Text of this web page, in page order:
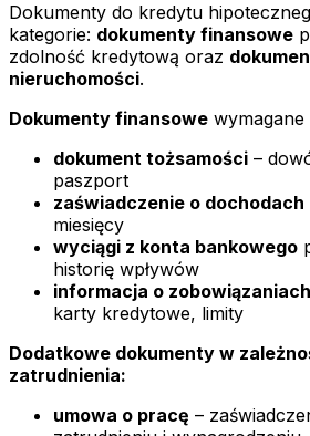
Dokumenty do kredytu
kategorie: dokumenty finansowe
zdolność kredytową oraz
nieruchomości.
Dokumenty finansowe
dokument tożsamości –
paszport
zaświadczenie o dochodach
miesięcy
wyciągi z konta bankowego
historię wpływów
informacja o zobowiązaniach
karty kredytowe, limity
Dodatkowe dokumenty w
zatrudnienia:
umowa o pracę –